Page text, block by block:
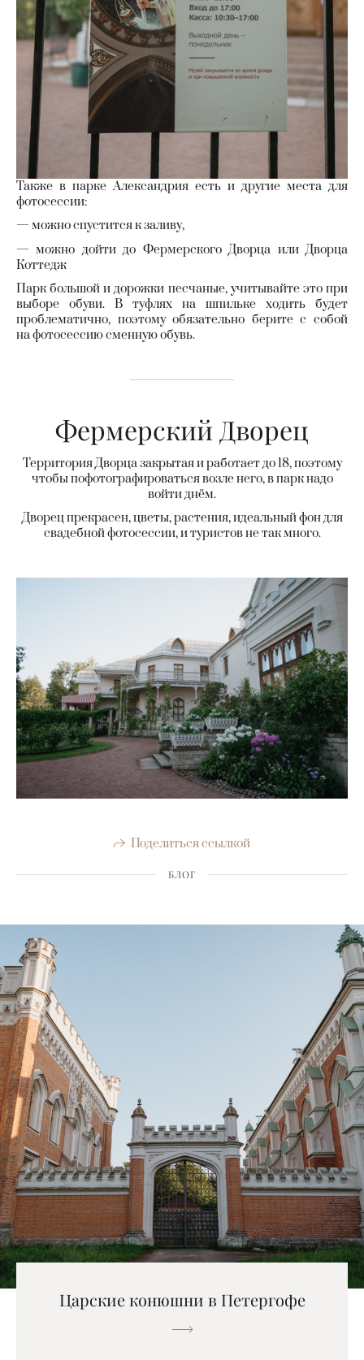
Также в парке Александрия есть и другие места для
фотосессии:
— можно спустится к заливу,
— можно дойти до Фермерского Дворца или Дворца
Коттедж
Парк большой и дорожки песчаные, учитывайте это при
выборе обуви. В туфлях на шпильке ходить будет
проблематично, поэтому обязательно берите с собой
на фотосессию сменную обувь.
Фермерский Дворец
Территория Дворца закрытая и работает до 18, поэтому
чтобы пофотографироваться возле него, в парк надо
войти днём.
Дворец прекрасен, цветы, растения, идеальный фон для
свадебной фотосессии, и туристов не так много.
Поделиться ссылкой
БЛОГ
Царские конюшни в Петергофе